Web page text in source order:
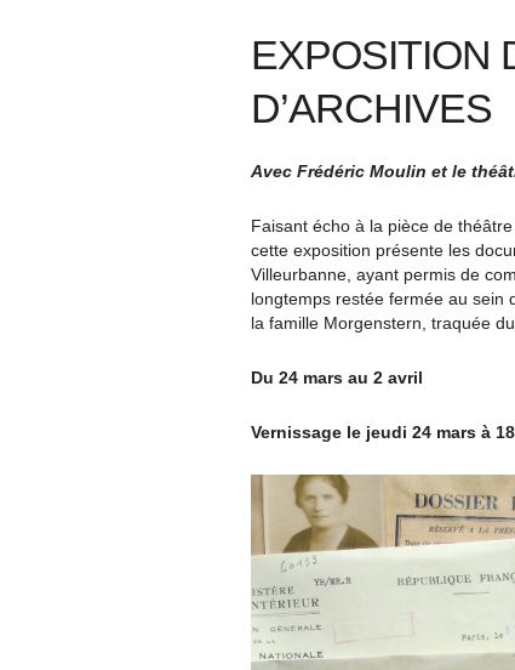
EXPOSITION
D’ARCHIVES
Avec Frédéric Moulin et le
Faisant écho à la pièce de
cette exposition présente les
Villeurbanne, ayant permis de
longtemps restée fermée au sein
la famille Morgenstern, traquée
Du 24 mars au 2 avril
Vernissage le jeudi 24 mars à